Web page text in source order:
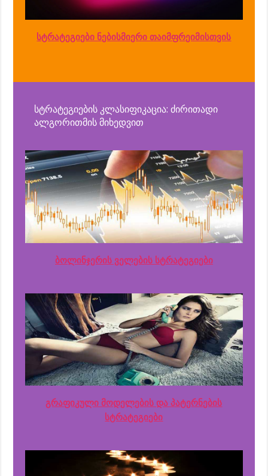
სტრატეგიები ნებისმიერი თაიმფრეიმისთვის
სტრატეგიების კლასიფიკაცია: ძირითადი
ალგორითმის მიხედვით
ბოლინჯერის ველების სტრატეგიები
გრაფიკული მოდელების და პატერნების
სტრატეგიები